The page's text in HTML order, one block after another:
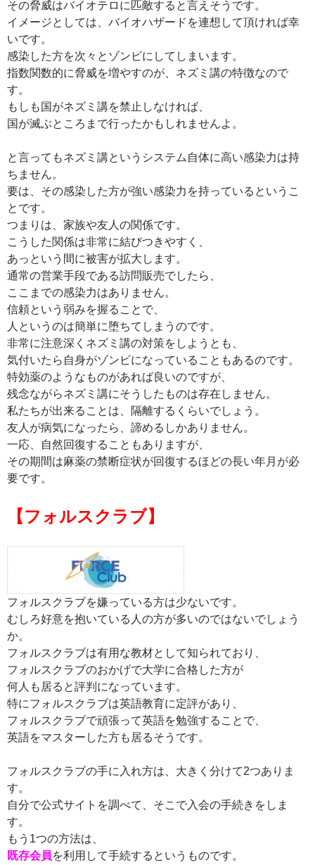
その脅威はバイオテロに匹敵すると言えそうです。
イメージとしては、バイオハザードを連想して頂ければ幸
いです。
感染した方を次々とゾンビにしてしまいます。
指数関数的に脅威を増やすのが、ネズミ講の特徴なので
す。
もしも国がネズミ講を禁止しなければ、
国が滅ぶところまで行ったかもしれませんよ。
と言ってもネズミ講というシステム自体に高い感染力は持
ちません。
要は、その感染した方が強い感染力を持っているというこ
とです。
つまりは、家族や友人の関係です。
こうした関係は非常に結びつきやすく、
あっという間に被害が拡大します。
通常の営業手段である訪問販売でしたら、
ここまでの感染力はありません。
信頼という弱みを握ることで、
人というのは簡単に堕ちてしまうのです。
非常に注意深くネズミ講の対策をしようとも、
気付いたら自身がゾンビになっていることもあるのです。
特効薬のようなものがあれば良いのですが、
残念ながらネズミ講にそうしたものは存在しません。
私たちが出来ることは、隔離するくらいでしょう。
友人が病気になったら、諦めるしかありません。
一応、自然回復することもありますが、
その期間は麻薬の禁断症状が回復するほどの長い年月が必
要です。
【フォルスクラブ】
フォルスクラブを嫌っている方は少ないです。
むしろ好意を抱いている人の方が多いのではないでしょう
か。
フォルスクラブは有用な教材として知られており、
フォルスクラブのおかげで大学に合格した方が
何人も居ると評判になっています。
特にフォルスクラブは英語教育に定評があり、
フォルスクラブで頑張って英語を勉強することで、
英語をマスターした方も居るそうです。
フォルスクラブの手に入れ方は、大きく分けて2つありま
す。
自分で公式サイトを調べて、そこで入会の手続きをしま
す。
もう1つの方法は、
既存会員を利用して手続するというものです。